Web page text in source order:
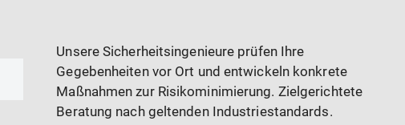
Unsere Sicherheitsingenieure prüfen Ihre
Gegebenheiten vor Ort und entwickeln konkrete
Maßnahmen zur Risikominimierung. Zielgerichtete
Beratung nach geltenden Industriestandards.